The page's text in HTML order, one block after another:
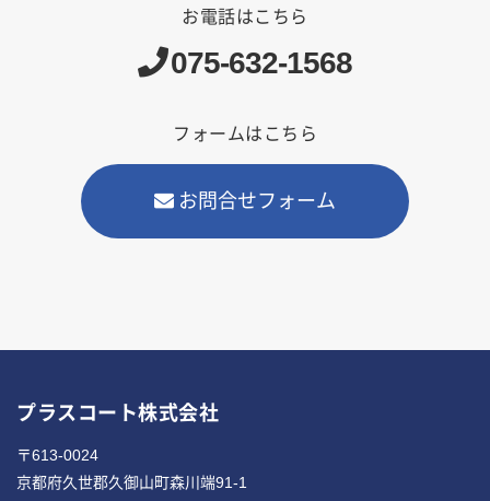
お電話はこちら
075-632-1568
フォームはこちら
お問合せフォーム
プラスコート株式会社
〒613-0024
京都府久世郡久御山町森川端91-1